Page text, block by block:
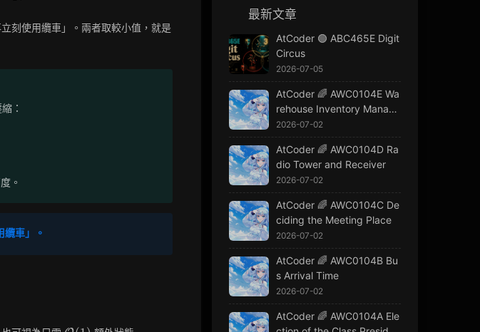
刻使用纜車」。兩者取較小值，就是
：
。
纜車」。
最新文章
AtCoder 🟢 ABC465E Digit
Circus
2026-07-05
AtCoder 🌈 AWC0104E Wa
rehouse Inventory Manage
ment
2026-07-02
AtCoder 🌈 AWC0104D Ra
dio Tower and Receiver
2026-07-02
AtCoder 🌈 AWC0104C De
ciding the Meeting Place
2026-07-02
AtCoder 🌈 AWC0104B Bu
s Arrival Time
2026-07-02
AtCoder 🌈 AWC0104A Ele